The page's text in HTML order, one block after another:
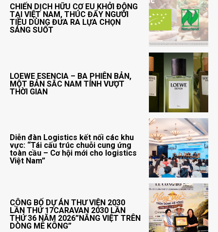
CHIẾN DỊCH HỮU CƠ EU KHỞI ĐỘNG
TẠI VIỆT NAM, THÚC ĐẨY NGƯỜI
TIÊU DÙNG ĐƯA RA LỰA CHỌN
SÁNG SUỐT
LOEWE ESENCIA – BA PHIÊN BẢN,
MỘT BẢN SẮC NAM TÍNH VƯỢT
THỜI GIAN
Diễn đàn Logistics kết nối các khu
vực: “Tái cấu trúc chuỗi cung ứng
toàn cầu – Cơ hội mới cho logistics
Việt Nam”
CÔNG BỐ DỰ ÁN THƯ VIỆN 2030
LẦN THỨ 17CARAVAN 2030 LẦN
THỨ 36 NĂM 2026”NẮNG VIỆT TRÊN
DÒNG MÊ KÔNG”